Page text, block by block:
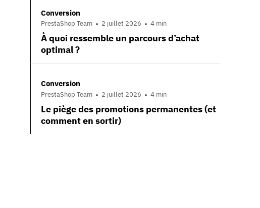
Conversion
PrestaShop Team 2 juillet 2026 4 min
À quoi ressemble un parcours d’achat
optimal ?
Conversion
PrestaShop Team 2 juillet 2026 4 min
Le piège des promotions permanentes (et
comment en sortir)